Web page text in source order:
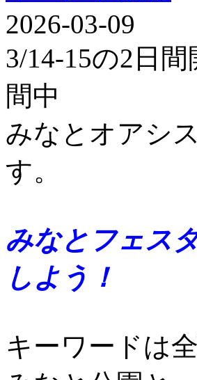
2026-03-09
3/14-15の2日
間中
みなとオアシ
す。
みなとフェス
しよう！
キーワード